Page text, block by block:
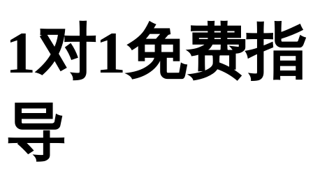
1对1免费指
导